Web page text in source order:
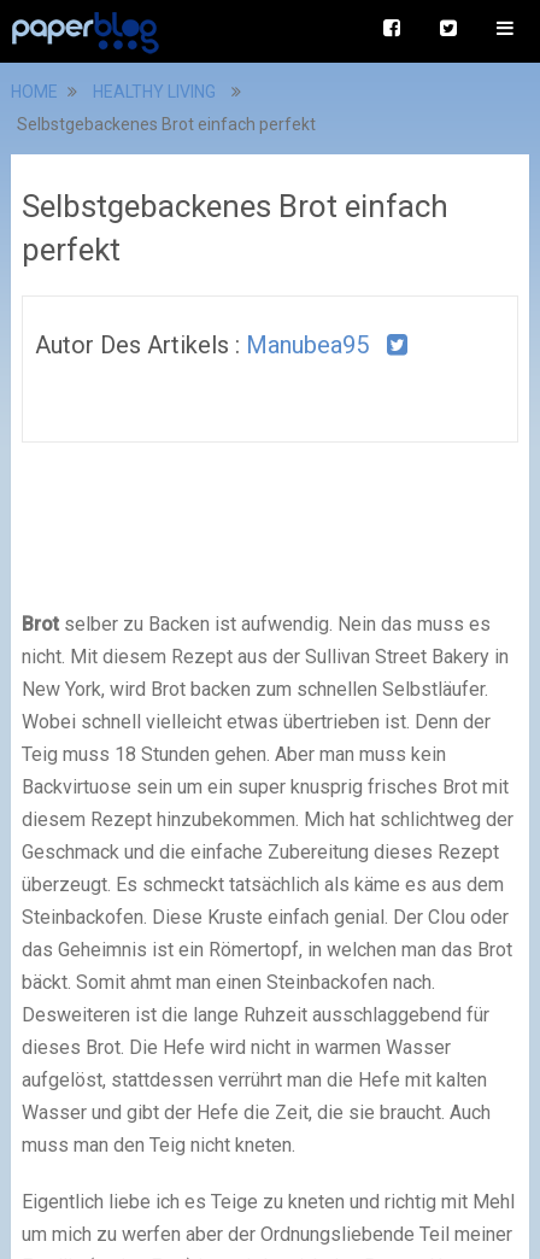
HOME
HEALTHY LIVING
Selbstgebackenes Brot einfach perfekt
Selbstgebackenes Brot einfach
perfekt
Autor Des Artikels : Manubea95
Brotselber zu Backen ist aufwendig. Nein das muss es
nicht. Mit diesem Rezept aus der Sullivan Street Bakery in
New York, wird Brot backen zum schnellen Selbstläufer.
Wobei schnell vielleicht etwas übertrieben ist. Denn der
Teig muss 18 Stunden gehen. Aber man muss kein
Backvirtuose sein um ein super knusprig frisches Brot mit
diesem Rezept hinzubekommen. Mich hat schlichtweg der
Geschmack und die einfache Zubereitung dieses Rezept
überzeugt. Es schmeckt tatsächlich als käme es aus dem
Steinbackofen. Diese Kruste einfach genial. Der Clou oder
das Geheimnis ist ein Römertopf, in welchen man das Brot
bäckt. Somit ahmt man einen Steinbackofen nach.
Desweiteren ist die lange Ruhzeit ausschlaggebend für
dieses Brot. Die Hefe wird nicht in warmen Wasser
aufgelöst, stattdessen verrührt man die Hefe mit kalten
Wasser und gibt der Hefe die Zeit, die sie braucht. Auch
muss man den Teig nicht kneten.
Eigentlich liebe ich es Teige zu kneten und richtig mit Mehl
um mich zu werfen aber der Ordnungsliebende Teil meiner